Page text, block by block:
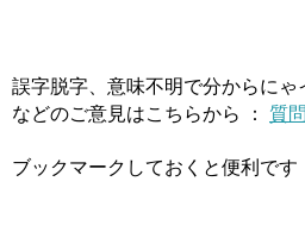
誤字脱字、意味不明で分からにゃ
などのご意見はこちらから ： 質問
ブックマークしておくと便利です